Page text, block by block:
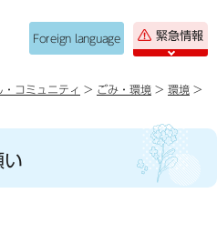
Foreign language 緊急情報
・コミュニティ > ごみ・環境 > 環境 >
い